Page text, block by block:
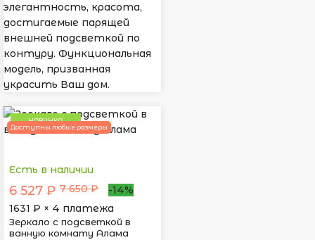
элегантность, красота,
достигаемые парящей
внешней подсветкой по
контуру. Функциональная
модель, призванная
украсить Ваш дом.
НОВИНКА
Доступны любые размеры
Есть в наличии
6 527 ₽ 7 650 ₽
-14%
1631 ₽ × 4 платежа
Зеркало с подсветкой в
ванную комнату Алама